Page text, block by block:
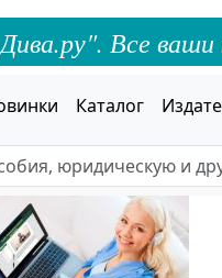
Все ваши
Каталог